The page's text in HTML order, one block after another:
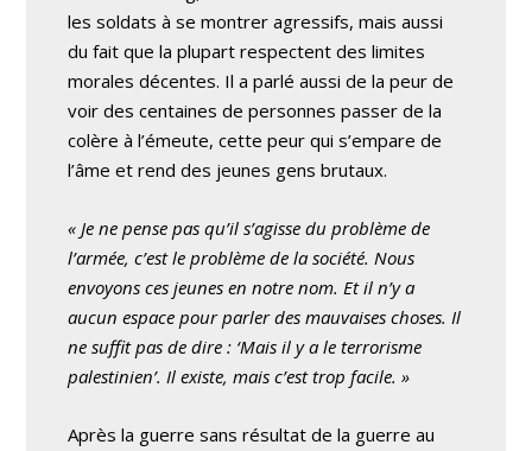
les soldats à se montrer agressifs, mais aussi
du fait que la plupart respectent des limites
morales décentes. Il a parlé aussi de la peur de
voir des centaines de personnes passer de la
colère à l’émeute, cette peur qui s’empare de
l’âme et rend des jeunes gens brutaux.
« Je ne pense pas qu’il s’agisse du problème de
l’armée, c’est le problème de la société. Nous
envoyons ces jeunes en notre nom. Et il n’y a
aucun espace pour parler des mauvaises choses. Il
ne suffit pas de dire : ‘Mais il y a le terrorisme
palestinien’. Il existe, mais c’est trop facile. »
Après la guerre sans résultat de la guerre au